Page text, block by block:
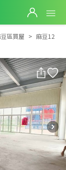
寬三角窗鋼構廠房
區買屋
麻豆12